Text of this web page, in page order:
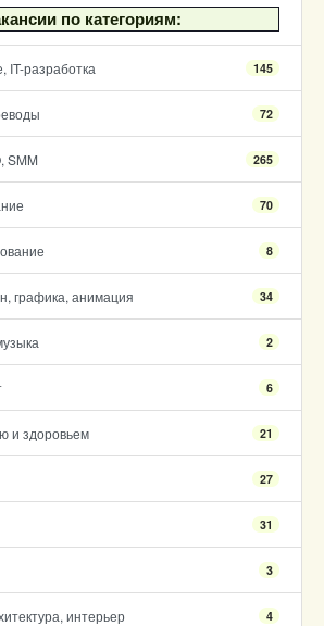
по категориям:
IT-разработка 145
72
SMM 265
70
8
графика, анимация 34
2
6
и здоровьем 21
27
31
3
интерьер 4